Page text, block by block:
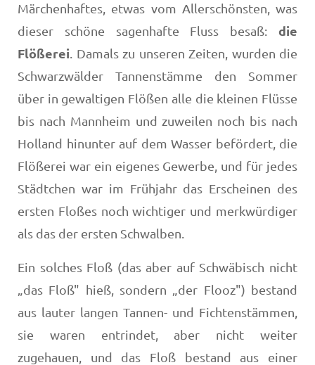
Märchenhaftes, etwas vom Allerschönsten, was
dieser schöne sagenhafte Fluss besaß: die
Flößerei . Damals zu unseren Zeiten, wurden die
Schwarzwälder Tannenstämme den Sommer
über in gewaltigen Flößen alle die kleinen Flüsse
bis nach Mannheim und zu­weilen noch bis nach
Holland hinunter auf dem Wasser be­fördert, die
Flößerei war ein eigenes Gewerbe, und für je­des
Städtchen war im Frühjahr das Erscheinen des
ersten Floßes noch wichtiger und merkwürdiger
als das der ersten Schwalben.
Ein solches Floß (das aber auf Schwäbisch nicht
„das Floß" hieß, sondern „der Flooz") bestand
aus lauter langen Tannen- und Fichtenstämmen,
sie waren entrindet, aber nicht weiter
zugehauen, und das Floß bestand aus einer